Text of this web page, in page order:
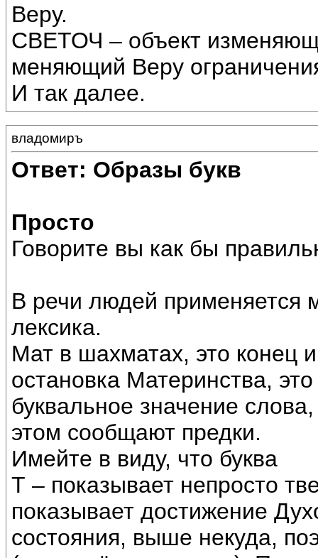
Веру.
СВЕТОЧ – объект
меняющий Веру
И так далее.
владомиръ
Ответ: Образы букв
Просто
Говорите вы как бы
В речи людей применяется
лексика.
Мат в шахматах, это конец
остановка Материнства,
буквальное значение
этом сообщают предки.
Имейте в виду, что буква
Т – показывает непросто
показывает достижение
состояния, выше некуда,